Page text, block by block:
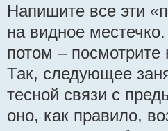
Напишите все эти
на видное
потом –
Так, следующее
тесной связи с
оно, как правило,